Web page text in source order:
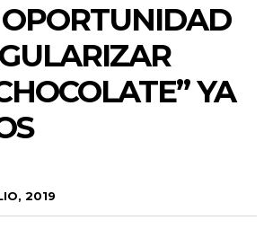
YA
2019